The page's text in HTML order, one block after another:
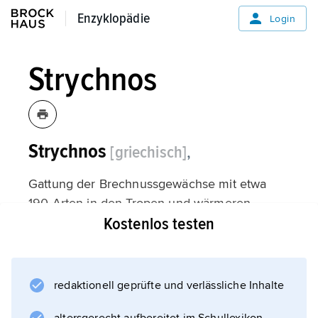
Enzyklopädie
Enzyklopädie Login
Strychnos
Strychnos [griechisch],
Gattung der Brechnussgewächse mit etwa
190 Arten in den Tropen und wärmeren
Gebieten der Erde; Sträucher oder
bis fünfnervigen Blättern; Beerenfrüchte. Zur
Kostenlos testen
redaktionell geprüfte und verlässliche Inhalte